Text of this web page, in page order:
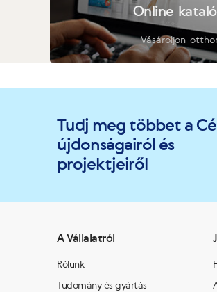
Online
Vásároljon
Tudj meg többet a
újdonságairól és
projektjeiről
A Vállalatról
Rólunk
Tudomány és gyártás